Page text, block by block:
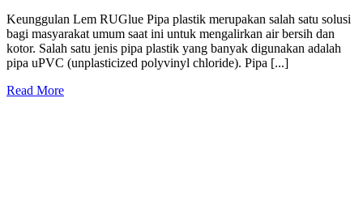
Keunggulan Lem RUGlue Pipa plastik merupakan salah satu solusi
bagi masyarakat umum saat ini untuk mengalirkan air bersih dan
kotor. Salah satu jenis pipa plastik yang banyak digunakan adalah
pipa uPVC (unplasticized polyvinyl chloride). Pipa [...]
Read More